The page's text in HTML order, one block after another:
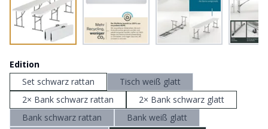
Edition
Set schwarz rattan
Tisch weiß glatt
2× Bank schwarz rattan
2× Bank schwarz glatt
Bank schwarz rattan
Bank weiß glatt